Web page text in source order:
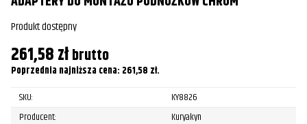
Produkt dostępny
261,58złbrutto
Poprzednia najniższa cena: 261,58 zł.
SKU:
KY8826
Producent:
Kuryakyn